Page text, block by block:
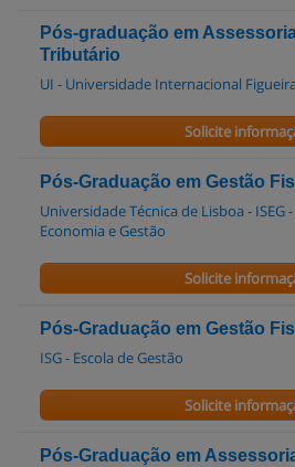
Pós-graduação em
Tributário
UI - Universidade Internacional
Solicite
Pós-Graduação em Gestão
Universidade Técnica de Lisboa -
Economia e Gestão
Solicite
Pós-Graduação em Gestão
ISG - Escola de Gestão
Solicite
Pós-Graduação em